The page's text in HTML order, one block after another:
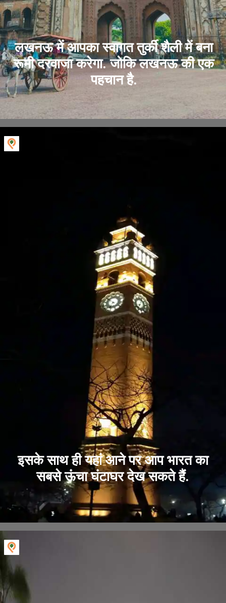
लखनऊ में आपका स्वागत तुर्की शैली में बना
रूमी दरवाजा करेगा. जोकि लखनऊ की एक
पहचान है.
इसके साथ ही यहां आने पर आप भारत का
सबसे ऊंचा घंटाघर देख सकते हैं.